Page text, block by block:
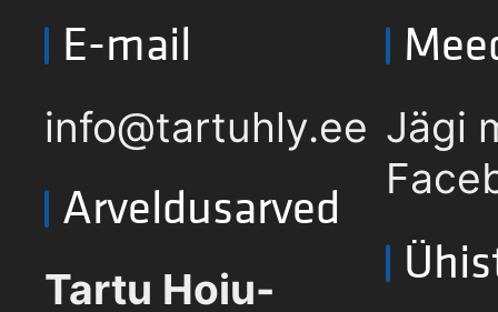
E-mail
info@tartuhly.ee
Arveldusarved
Tartu Hoiu-
Jägi